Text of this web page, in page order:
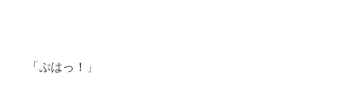
「ぷはっ！」